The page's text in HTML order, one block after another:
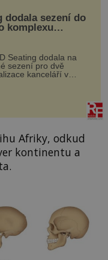
dodala sezení do
komplexu
v Salfordu
Seating dodala na
sezení pro dvě
kanceláří v
v anglickém
Afriky, odkud
kontinentu a